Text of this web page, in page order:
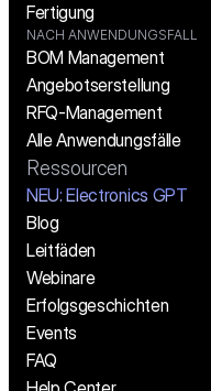
Fertigung
NACH ANWENDUNGSFALL
BOM Management
Angebotserstellung
RFQ-Management
Alle Anwendungsfälle
Ressourcen
NEU: Electronics GPT
Blog
Leitfäden
Webinare
Erfolgsgeschichten
Events
FAQ